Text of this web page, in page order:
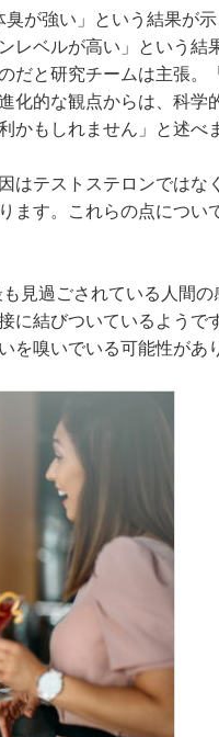
が強い」という結果が
レベルが高い」という結
だと研究チームは主張。
化的な観点からは、科学
もしれません」と述べ
はテストステロンではな
ます。これらの点につい
見過ごされている人間の
に結びついているようで
を嗅いでいる可能性があ